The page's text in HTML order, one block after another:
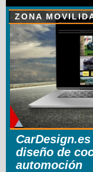
ZONA
diseño de
automoción